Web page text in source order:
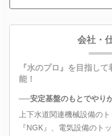
会社・
『水のプロ』を目指し
能！
──安定基盤のもとでやり
上下水道関連機械設備の
『NGK』、電気設備のト